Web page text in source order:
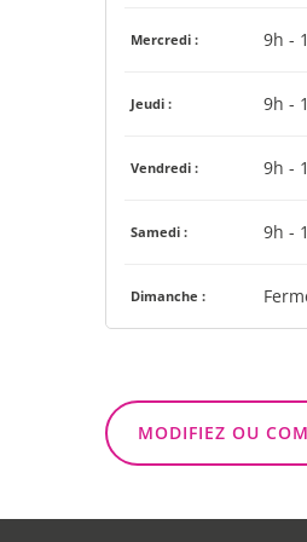
Mercredi : 9h -
Jeudi : 9h -
Vendredi : 9h -
Samedi : 9h -
Dimanche :
MODIFIEZ OU